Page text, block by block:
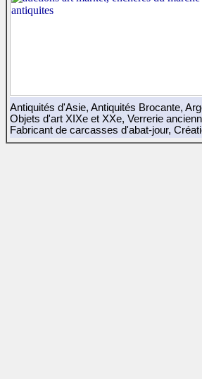
Antiquités d'Asie, Antiquités Brocante,
Objets d'art XIXe et XXe, Verrerie
Fabricant de carcasses d'abat-jour,